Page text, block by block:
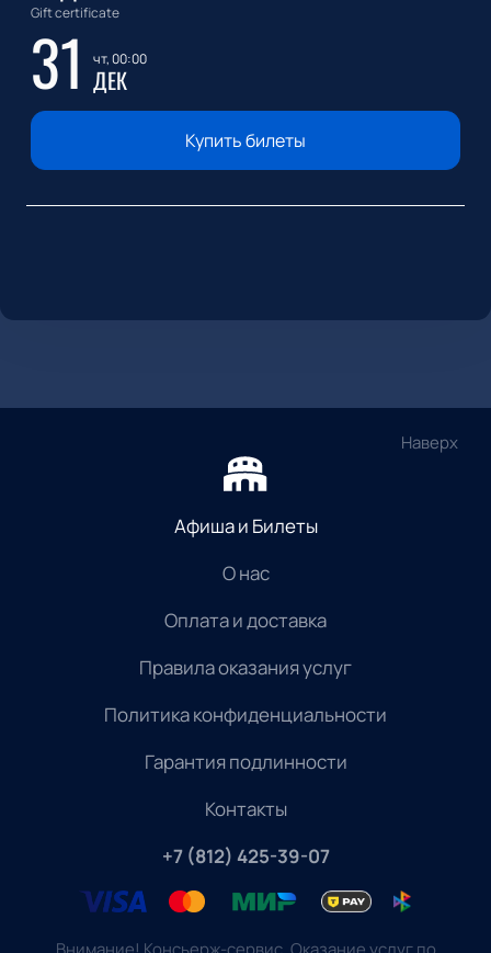
Gift certificate
31 чт, 00:00
ДЕК
Купить билеты
Наверх
Афиша и Билеты
О нас
Оплата и доставка
Правила оказания услуг
Политика конфиденциальности
Гарантия подлинности
Контакты
+7 (812) 425-39-07